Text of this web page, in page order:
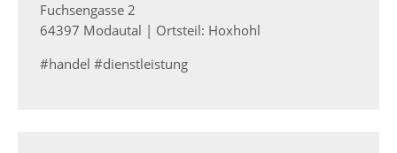
Fuchsengasse 2
64397 Modautal | Ortsteil: Hoxhohl
#handel #dienstleistung